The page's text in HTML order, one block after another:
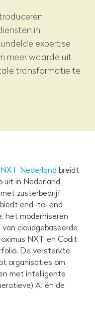
in
expertise
meer waarde uit
transformatie te
Nederland breidt
in Nederland,
zusterbedrijf
biedt end-to-end
het moderniseren
cloudgebaseerde
NXT en Codit
De versterkte
organisaties om
met intelligente
AI én de